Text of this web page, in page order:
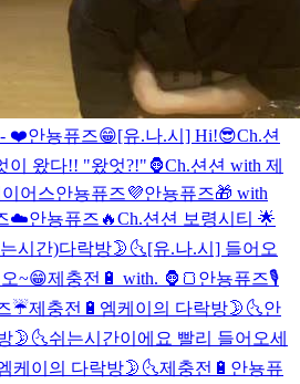
- ❤️안뇽퓨즈😁[유.나.시] Hi!😎Ch.션
이 왔다!! "왔엇?!"🦍Ch.션션 with 제
어스안뇽퓨즈💜안뇽퓨즈🎁 with
☁️안뇽퓨즈🔥Ch.션션 보령시티 🌟
시간)다락방🌛🌜[유.나.시] 들어오
~😁제충전🔋 with. 🦍🍞 안뇽퓨즈🎙
☔️제충전🔋 엠케이의 다락방🌛🌜안
🌛🌜쉬는시간이에요 빨리 들어오세
케이의 다락방🌛🌜제충전🔋 안뇽퓨